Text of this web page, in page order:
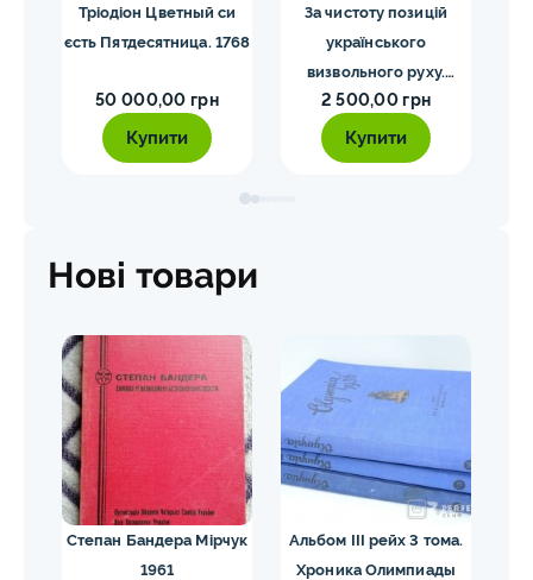
Тріодіон Цветный си
єсть Пятдесятница. 1768
50 000,00 грн
Купити
За чистоту позицій
українського
визвольного руху.
Мірчук П. 1955
2 500,00 грн
Купити
Нові товари
Степан Бандера Мірчук
1961
Альбом III рейх 3 тома.
Хроника Олимпиады